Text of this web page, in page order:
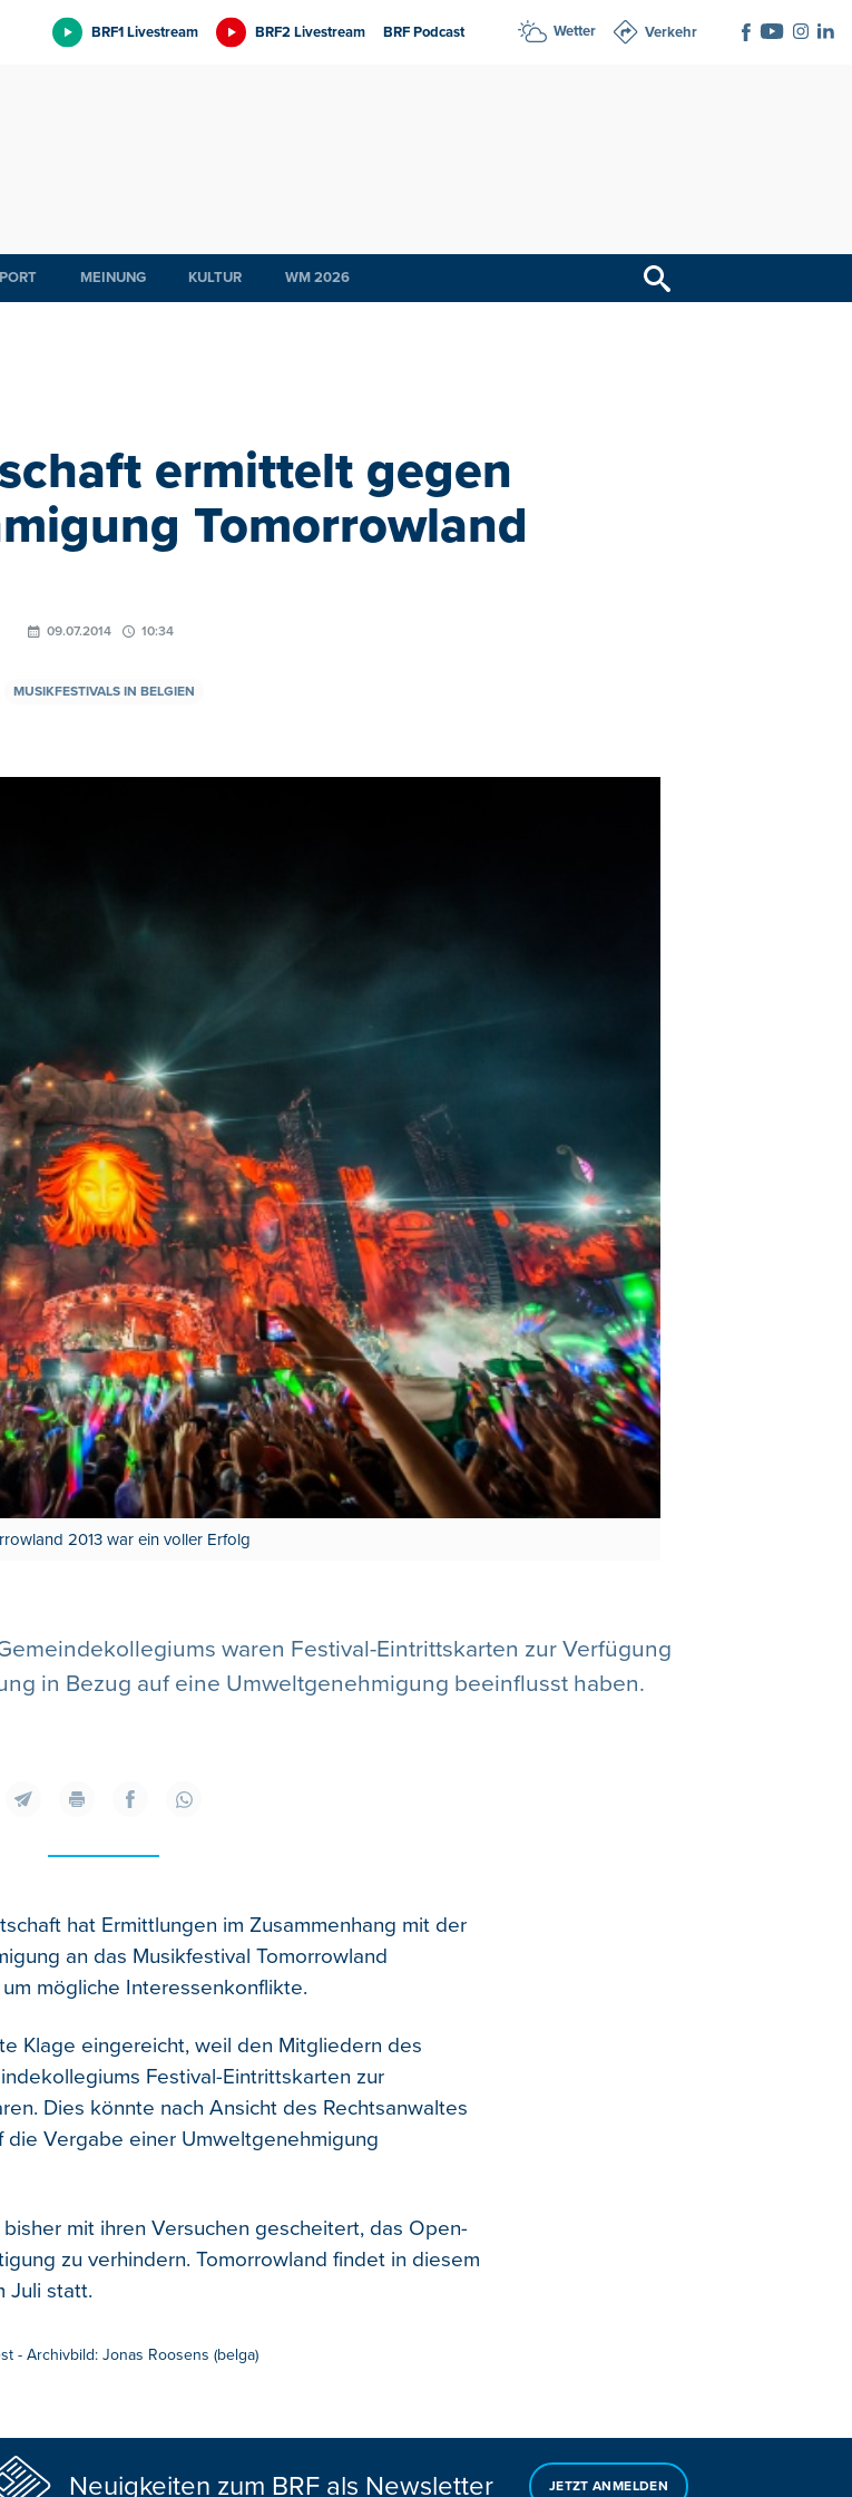
BRF1 Livestream BRF2 Livestream BRF Podcast Wetter Verkehr
MEINUNG KULTUR WM 2026
ermittelt gegen
Tomorrowland
09.07.2014 10:34
MUSIKFESTIVALS IN BELGIEN
2013 war ein voller Erfolg
waren Festival-Eintrittskarten zur Verfügung
in Bezug auf eine Umweltgenehmigung beeinflusst haben.
hat Ermittlungen im Zusammenhang mit der
an das Musikfestival Tomorrowland
mögliche Interessenkonflikte.
Klage eingereicht, weil den Mitgliedern des
Festival-Eintrittskarten zur
Dies könnte nach Ansicht des Rechtsanwaltes
die Vergabe einer Umweltgenehmigung
mit ihren Versuchen gescheitert, das Open-
zu verhindern. Tomorrowland findet in diesem
Juli statt.
- Archivbild: Jonas Roosens (belga)
Neuigkeiten zum BRF als Newsletter JETZT ANMELDEN